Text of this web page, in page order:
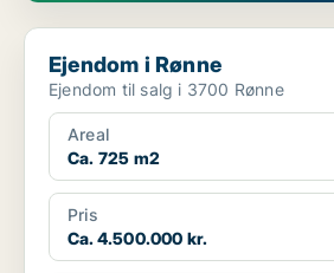
Ejendom i Rønne
Ejendom i Rønne
Ejendom til salg i 3700 Rønne
Areal
Ca. 725 m2
Pris
Ca. 4.500.000 kr.